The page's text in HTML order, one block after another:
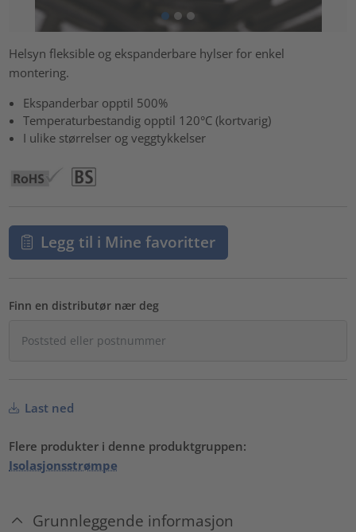
Helsyn fleksible og ekspanderbare hylser for enkel
montering.
Ekspanderbar opptil 500%
Temperaturbestandig opptil 120°C (kortvarig)
I ulike størrelser og veggtykkelser
Legg til i Mine favoritter
Finn en distributør nær deg
Last ned
Flere produkter i denne produktgruppen:
Isolasjonsstrømpe
Grunnleggende informasjon